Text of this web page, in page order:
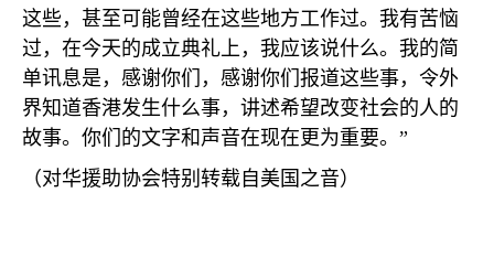
这些，甚至可能曾经在这些地方工作过。我有苦恼
过，在今天的成立典礼上，我应该说什么。我的简
单讯息是，感谢你们，感谢你们报道这些事，令外
界知道香港发生什么事，讲述希望改变社会的人的
故事。你们的文字和声音在现在更为重要。”
（对华援助协会特别转载自美国之音）